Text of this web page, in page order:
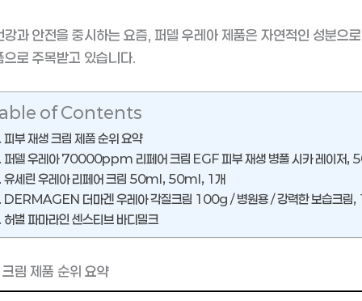
과 안전을 중시하는 요즘, 퍼델 우레아 제품은 자연적인 성분으
로 주목받고 있습니다.
of Contents
피부 재생 크림 제품 순위 요약
퍼델 우레아 70000ppm 리페어 크림 EGF 피부 재생 병풀 시카 레이저,
유세린 우레아 리페어 크림 50ml, 50ml, 1개
DERMAGEN 더마겐 우레아 각질크림 100g / 병원용 / 강력한 보습크
허벌 파마라인 센스티브 바디밀크
림 제품 순위 요약